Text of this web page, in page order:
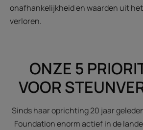
onafhankelijkheid en waarden uit
verloren.
ONZE 5
VOOR
Sinds haar oprichting 20 jaar
Foundation enorm actief in de